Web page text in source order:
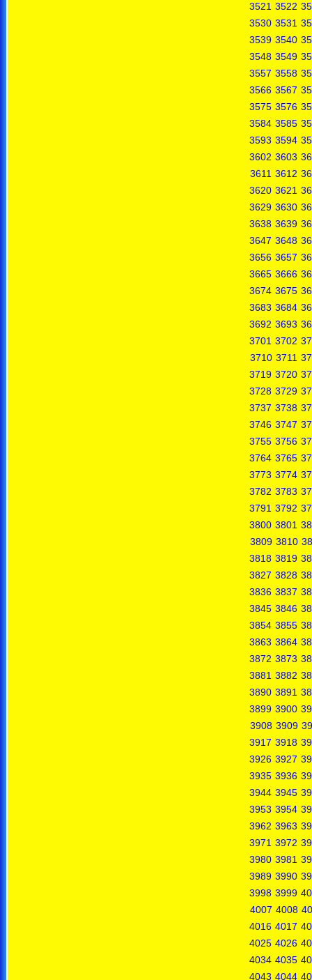
3521 3522
3530 3531
3539 3540
3548 3549
3557 3558
3566 3567
3575 3576
3584 3585
3593 3594
3602 3603
3611 3612
3620 3621
3629 3630
3638 3639
3647 3648
3656 3657
3665 3666
3674 3675
3683 3684
3692 3693
3701 3702
3710 3711
3719 3720
3728 3729
3737 3738
3746 3747
3755 3756
3764 3765
3773 3774
3782 3783
3791 3792
3800 3801
3809 3810
3818 3819
3827 3828
3836 3837
3845 3846
3854 3855
3863 3864
3872 3873
3881 3882
3890 3891
3899 3900
3908 3909
3917 3918
3926 3927
3935 3936
3944 3945
3953 3954
3962 3963
3971 3972
3980 3981
3989 3990
3998 3999
4007 4008
4016 4017
4025 4026
4034 4035
4043 4044